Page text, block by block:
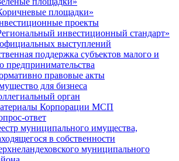
площадки»
проекты
инвестиционный стандарт»
выступлений
поддержка субъектов малого и
предпринимательства
правовые акты
для бизнеса
орган
Корпорации МСП
ответ
муниципального имущества,
в собственности
муниципального